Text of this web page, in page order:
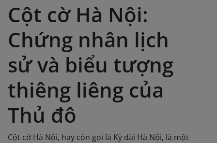
Cột cờ Hà Nội:
Chứng nhân lịch
sử và biểu tượng
thiêng liêng của
Thủ đô
Cột cờ Hà Nội, hay còn gọi là Kỳ đài Hà Nội, là một